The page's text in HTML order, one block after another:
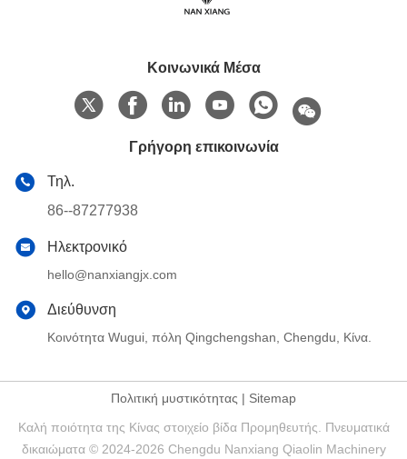
Κοινωνικά Μέσα
Γρήγορη επικοινωνία
Τηλ.
86--87277938
Ηλεκτρονικό
hello@nanxiangjx.com
Διεύθυνση
Κοινότητα Wugui, πόλη Qingchengshan, Chengdu, Κίνα.
Πολιτική μυστικότητας | Sitemap
Καλή ποιότητα της Κίνας στοιχείο βίδα Προμηθευτής. Πνευματικά
δικαιώματα © 2024-2026 Chengdu Nanxiang Qiaolin Machinery